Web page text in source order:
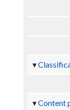
Content